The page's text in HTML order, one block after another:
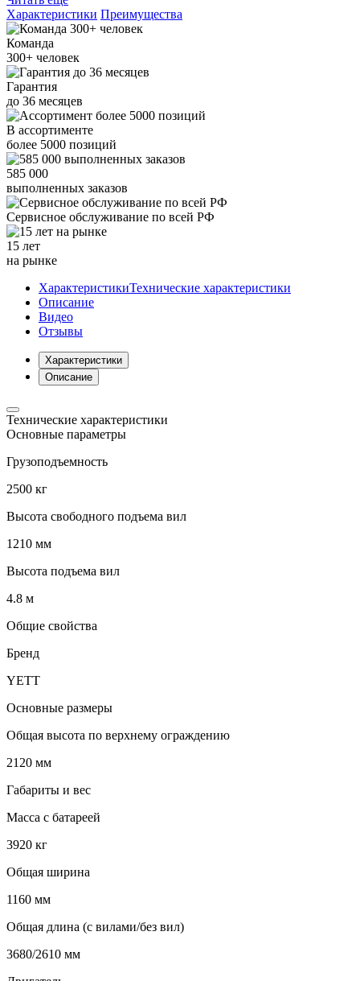
Характеристики Преимущества
Команда
300+ человек
Гарантия
до 36 месяцев
В ассортименте
более 5000 позиций
585 000
выполненных заказов
Сервисное обслуживание по всей РФ
15 лет
на рынке
ХарактеристикиТехнические характеристики
Описание
Видео
Отзывы
Характеристики
Описание
Технические характеристики
Основные параметры
Грузоподъемность
2500 кг
Высота свободного подъема вил
1210 мм
Высота подъема вил
4.8 м
Общие свойства
Бренд
YETT
Основные размеры
Общая высота по верхнему ограждению
2120 мм
Габариты и вес
Масса с батареей
3920 кг
Общая ширина
1160 мм
Общая длина (с вилами/без вил)
3680/2610 мм